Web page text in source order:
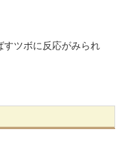
すツボに反応がみられ